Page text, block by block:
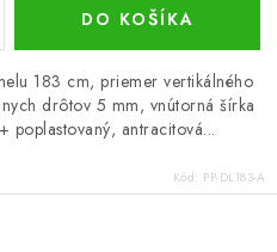
DO KOŠÍKA
183 cm, priemer vertikálného
drôtov 5 mm, vnútorná šírka
poplastovaný, antracitová...
Kód: PP-DL183-A